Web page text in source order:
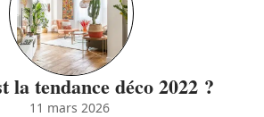
la tendance déco 2022 ?
11 mars 2026